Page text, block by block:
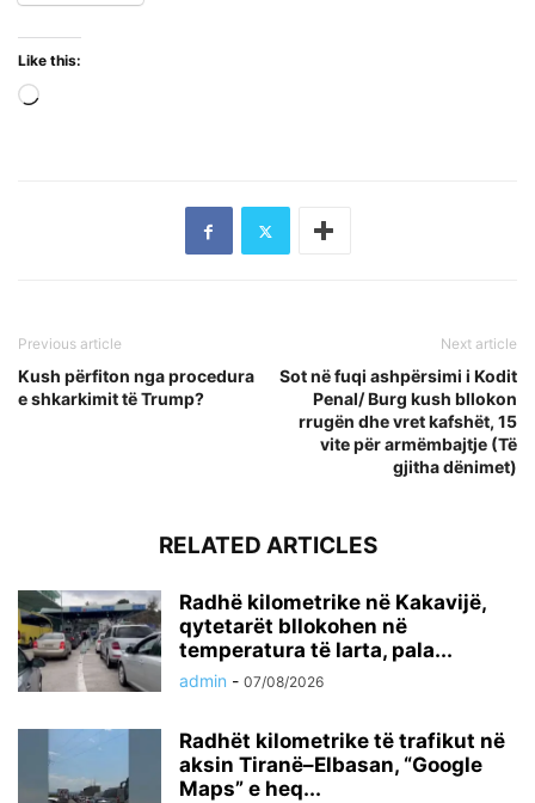
Like this:
Previous article
Kush përfiton nga procedura
e shkarkimit të Trump?
Next article
Sot në fuqi ashpërsimi i Kodit
Penal/ Burg kush bllokon
rrugën dhe vret kafshët, 15
vite për armëmbajtje (Të
gjitha dënimet)
RELATED ARTICLES
Radhë kilometrike në Kakavijë,
qytetarët bllokohen në
temperatura të larta, pala...
admin - 07/08/2026
Radhët kilometrike të trafikut në
aksin Tiranë–Elbasan, “Google
Maps” e heq...